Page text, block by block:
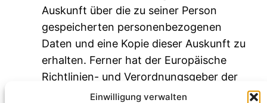
Einwilligung verwalten
Auskunft über die zu seiner Person
gespeicherten personenbezogenen
Daten und eine Kopie dieser Auskunft zu
erhalten. Ferner hat der Europäische
Richtlinien- und Verordnungsgeber der
betroffenen Person Auskunft über